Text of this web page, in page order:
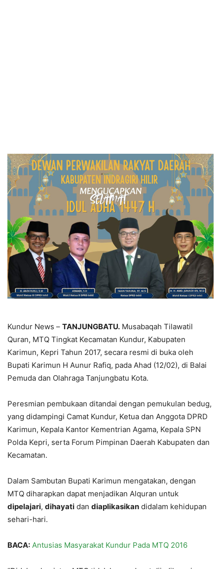
Kundur News – TANJUNGBATU. Musabaqah Tilawatil
Quran, MTQ Tingkat Kecamatan Kundur, Kabupaten
Karimun, Kepri Tahun 2017, secara resmi di buka oleh
Bupati Karimun H Aunur Rafiq, pada Ahad (12/02), di Balai
Pemuda dan Olahraga Tanjungbatu Kota.
Peresmian pembukaan ditandai dengan pemukulan bedug,
yang didampingi Camat Kundur, Ketua dan Anggota DPRD
Karimun, Kepala Kantor Kementrian Agama, Kepala SPN
Polda Kepri, serta Forum Pimpinan Daerah Kabupaten dan
Kecamatan.
Dalam Sambutan Bupati Karimun mengatakan, dengan
MTQ diharapkan dapat menjadikan Alquran untuk
dipelajari, dihayati dan diaplikasikan didalam kehidupan
sehari-hari.
BACA: Antusias Masyarakat Kundur Pada MTQ 2016